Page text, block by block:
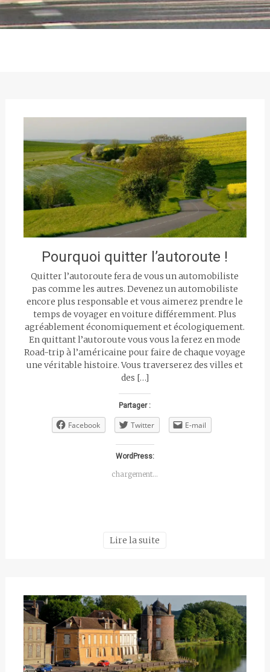
Pourquoi quitter l’autoroute !
Quitter l’autoroute fera de vous un automobiliste
pas comme les autres. Devenez un automobiliste
encore plus responsable et vous aimerez prendre le
temps de voyager en voiture différemment. Plus
agréablement économiquement et écologiquement.
En quittant l’autoroute vous vous la ferez en mode
Road-trip à l’américaine pour faire de chaque voyage
une véritable histoire. Vous traverserez des villes et
des […]
Partager :
Facebook Twitter E-mail
WordPress:
chargement…
Lire la suite